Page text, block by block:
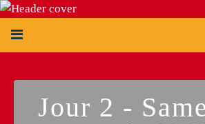
Jour 2 -